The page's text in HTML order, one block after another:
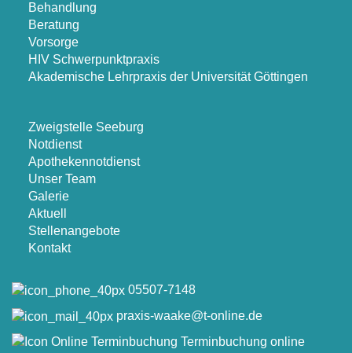
Behandlung
Beratung
Vorsorge
HIV Schwerpunktpraxis
Akademische Lehrpraxis der Universität Göttingen
Zweigstelle Seeburg
Notdienst
Apothekennotdienst
Unser Team
Galerie
Aktuell
Stellenangebote
Kontakt
05507-7148
praxis-waake@t-online.de
Terminbuchung online